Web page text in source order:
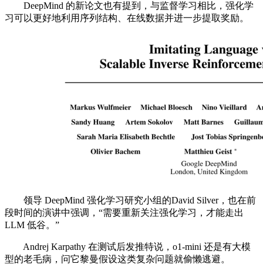
DeepMind 的新论文也有提到，与监督学习相比，强化学
习可以更好地利用序列结构、在线数据并进一步提取奖励。
领导 DeepMind 强化学习研究小组的David Silver，也在前
段时间的演讲中强调，“需要重新关注强化学习，才能走出
LLM 低谷。”
Andrej Karpathy 在测试后发推特说，o1-mini 还是有大模
型的老毛病，问它黎曼假设这类复杂问题就偷懒逃避。